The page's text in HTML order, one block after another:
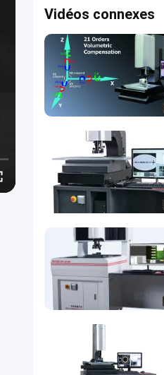
Vidéos connexes